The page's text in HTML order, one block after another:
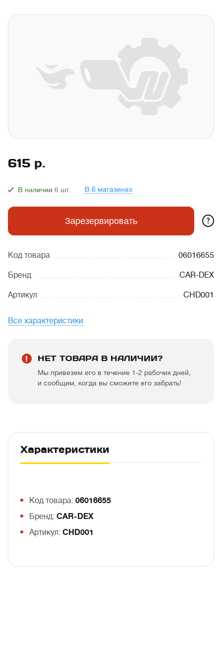
615 р.
В наличии 6 шт. В 6 магазинах
Зарезервировать ?
Код товара 06016655
Бренд CAR-DEX
Артикул CHD001
Все характеристики
НЕТ ТОВАРА В НАЛИЧИИ?
Мы привезем его в течение 1-2 рабочих дней,
и сообщим, когда вы сможете его забрать!
Характеристики
Код товара: 06016655
Бренд: CAR-DEX
Артикул: CHD001